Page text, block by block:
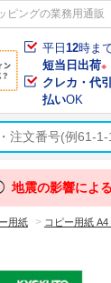
ピングの業務用通販
平日12時ま
短当日出荷※
クレカ・代
払いOK
地震の影響によ
用紙 > コピー用紙